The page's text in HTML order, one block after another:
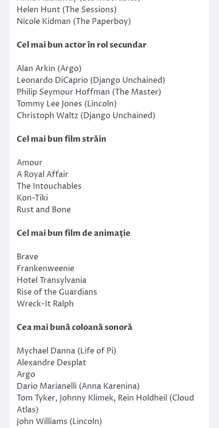
Helen Hunt (The Sessions)
Nicole Kidman (The Paperboy)
Cel mai bun actor în rol secundar
Alan Arkin (Argo)
Leonardo DiCaprio (Django Unchained)
Philip Seymour Hoffman (The Master)
Tommy Lee Jones (Lincoln)
Christoph Waltz (Django Unchained)
Cel mai bun film străin
Amour
A Royal Affair
The Intouchables
Kon-Tiki
Rust and Bone
Cel mai bun film de animaţie
Brave
Frankenweenie
Hotel Transylvania
Rise of the Guardians
Wreck-It Ralph
Cea mai bună coloană sonoră
Mychael Danna (Life of Pi)
Alexandre Desplat
Argo
Dario Marianelli (Anna Karenina)
Tom Tyker, Johnny Klimek, Rein Holdheil (Cloud
Atlas)
John Williams (Lincoln)